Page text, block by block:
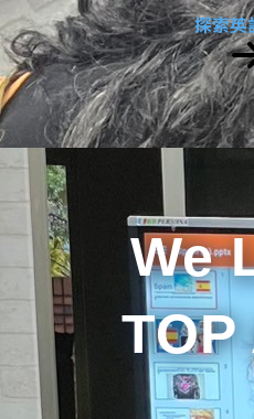
探索英
We
TOP